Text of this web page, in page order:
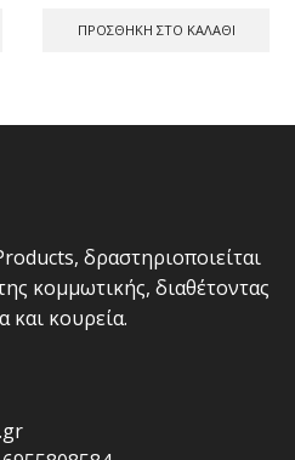
ΠΡΟΣΘΉΚΗ ΣΤΟ ΚΑΛΆΘΙ
δραστηριοποιείται
κομμωτικής, διαθέτοντας
και κουρεία.